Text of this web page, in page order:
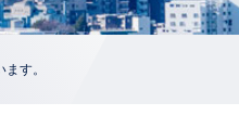
す。